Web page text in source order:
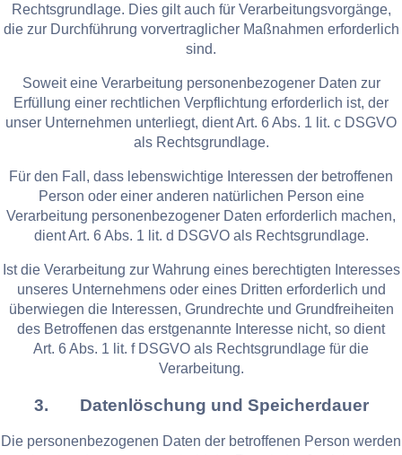
Rechtsgrundlage. Dies gilt auch für Verarbeitungsvorgänge,
die zur Durchführung vorvertraglicher Maßnahmen erforderlich
sind.
Soweit eine Verarbeitung personenbezogener Daten zur
Erfüllung einer rechtlichen Verpflichtung erforderlich ist, der
unser Unternehmen unterliegt, dient Art. 6 Abs. 1 lit. c DSGVO
als Rechtsgrundlage.
Für den Fall, dass lebenswichtige Interessen der betroffenen
Person oder einer anderen natürlichen Person eine
Verarbeitung personenbezogener Daten erforderlich machen,
dient Art. 6 Abs. 1 lit. d DSGVO als Rechtsgrundlage.
Ist die Verarbeitung zur Wahrung eines berechtigten Interesses
unseres Unternehmens oder eines Dritten erforderlich und
überwiegen die Interessen, Grundrechte und Grundfreiheiten
des Betroffenen das erstgenannte Interesse nicht, so dient
Art. 6 Abs. 1 lit. f DSGVO als Rechtsgrundlage für die
Verarbeitung.
3. Datenlöschung und Speicherdauer
Die personenbezogenen Daten der betroffenen Person werden